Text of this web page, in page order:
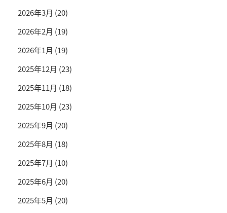
2026年3月 (20)
2026年2月 (19)
2026年1月 (19)
2025年12月 (23)
2025年11月 (18)
2025年10月 (23)
2025年9月 (20)
2025年8月 (18)
2025年7月 (10)
2025年6月 (20)
2025年5月 (20)